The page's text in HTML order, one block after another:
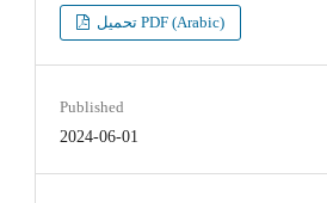
تحميل PDF (Arabic)
Published
2024-06-01